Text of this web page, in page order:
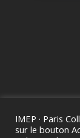
IMEP · Paris
sur le bouton